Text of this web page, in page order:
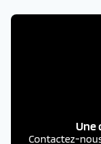
Une
Contactez-